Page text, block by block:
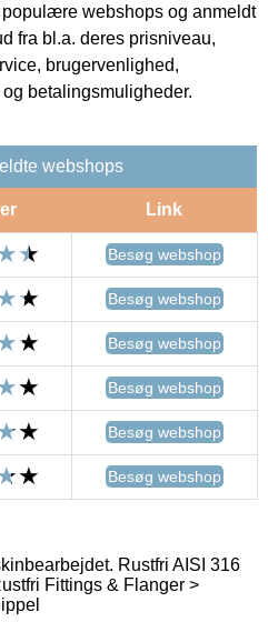
webshops og anmeldt
fra bl.a. deres prisniveau,
brugervenlighed,
betalingsmuligheder.
webshops
Link
Besøg webshop
Besøg webshop
Besøg webshop
Besøg webshop
Besøg webshop
Besøg webshop
Rustfri AISI 316
Fittings & Flanger >